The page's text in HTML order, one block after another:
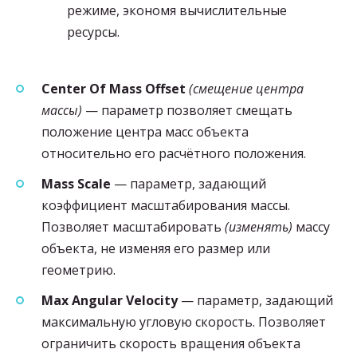
режиме, экономя вычислительные
ресурсы.
Center Of Mass Offset (смещение центра
массы) — параметр позволяет смещать
положение центра масс объекта
относительно его расчётного положения.
Mass Scale — параметр, задающий
коэффициент масштабирования массы.
Позволяет масштабировать (изменять) массу
объекта, не изменяя его размер или
геометрию.
Max Angular Velocity— параметр, задающий
максимальную угловую скорость. Позволяет
ограничить скорость вращения объекта